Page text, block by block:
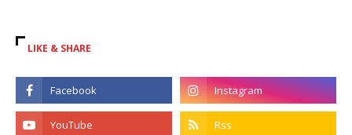
LIKE & SHARE